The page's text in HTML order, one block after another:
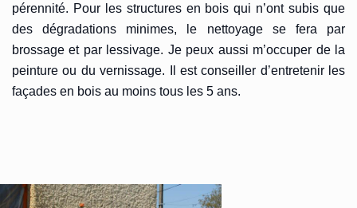
pérennité. Pour les structures en bois qui n’ont subis que
des dégradations minimes, le nettoyage se fera par
brossage et par lessivage. Je peux aussi m’occuper de la
peinture ou du vernissage. Il est conseiller d’entretenir les
façades en bois au moins tous les 5 ans.